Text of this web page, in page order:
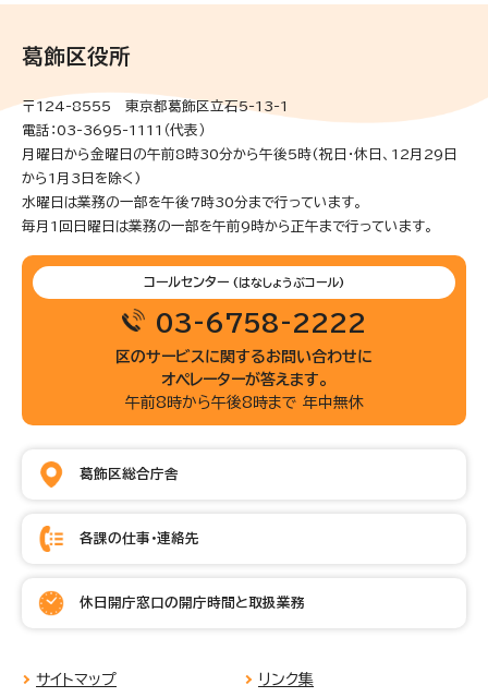
葛飾区役所
〒124-8555 東京都葛飾区立石5-13-1
電話：03-3695-1111（代表）
月曜日から金曜日の午前8時30分から午後5時(祝日・休日、12月29日
から1月3日を除く)
水曜日は業務の一部を午後7時30分まで行っています。
毎月1回日曜日は業務の一部を午前9時から正午まで行っています。
コールセンター (はなしょうぶコール)
03-6758-2222
区のサービスに関するお問い合わせに
オペレーターが答えます。
午前8時から午後8時まで 年中無休
葛飾区総合庁舎
各課の仕事・連絡先
休日開庁窓口の開庁時間と取扱業務
サイトマップ リンク集